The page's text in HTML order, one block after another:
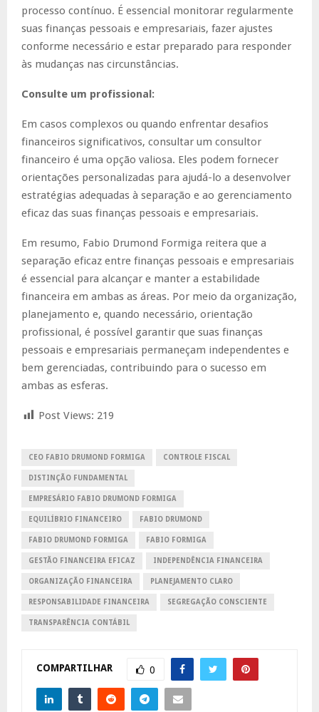
processo contínuo. É essencial monitorar regularmente
suas finanças pessoais e empresariais, fazer ajustes
conforme necessário e estar preparado para responder
às mudanças nas circunstâncias.
Consulte um profissional:
Em casos complexos ou quando enfrentar desafios
financeiros significativos, consultar um consultor
financeiro é uma opção valiosa. Eles podem fornecer
orientações personalizadas para ajudá-lo a desenvolver
estratégias adequadas à separação e ao gerenciamento
eficaz das suas finanças pessoais e empresariais.
Em resumo, Fabio Drumond Formiga reitera que a
separação eficaz entre finanças pessoais e empresariais
é essencial para alcançar e manter a estabilidade
financeira em ambas as áreas. Por meio da organização,
planejamento e, quando necessário, orientação
profissional, é possível garantir que suas finanças
pessoais e empresariais permaneçam independentes e
bem gerenciadas, contribuindo para o sucesso em
ambas as esferas.
Post Views: 219
CEO FABIO DRUMOND FORMIGA CONTROLE FISCAL
DISTINÇÃO FUNDAMENTAL
EMPRESÁRIO FABIO DRUMOND FORMIGA
EQUILÍBRIO FINANCEIRO FABIO DRUMOND
FABIO DRUMOND FORMIGA FABIO FORMIGA
GESTÃO FINANCEIRA EFICAZ INDEPENDÊNCIA FINANCEIRA
ORGANIZAÇÃO FINANCEIRA PLANEJAMENTO CLARO
RESPONSABILIDADE FINANCEIRA SEGREGAÇÃO CONSCIENTE
TRANSPARÊNCIA CONTÁBIL
COMPARTILHAR 0